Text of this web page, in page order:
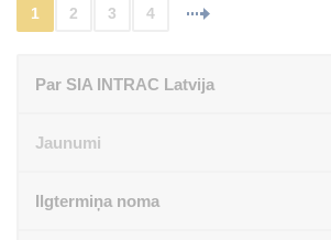
1 2 3 4
Par SIA INTRAC Latvija
Jaunumi
Ilgtermiņa noma